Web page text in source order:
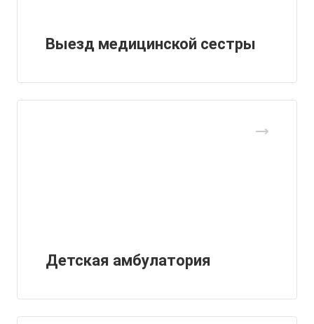
Выезд медицинской сестры
Детская амбулатория